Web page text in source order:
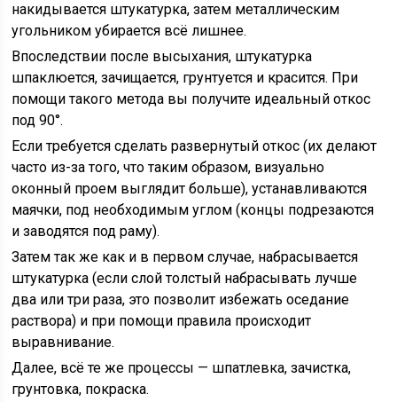
накидывается штукатурка, затем металлическим
угольником убирается всё лишнее.
Впоследствии после высыхания, штукатурка
шпаклюется, зачищается, грунтуется и красится. При
помощи такого метода вы получите идеальный откос
под 90°.
Если требуется сделать развернутый откос (их делают
часто из-за того, что таким образом, визуально
оконный проем выглядит больше), устанавливаются
маячки, под необходимым углом (концы подрезаются
и заводятся под раму).
Затем так же как и в первом случае, набрасывается
штукатурка (если слой толстый набрасывать лучше
два или три раза, это позволит избежать оседание
раствора) и при помощи правила происходит
выравнивание.
Далее, всё те же процессы — шпатлевка, зачистка,
грунтовка, покраска.